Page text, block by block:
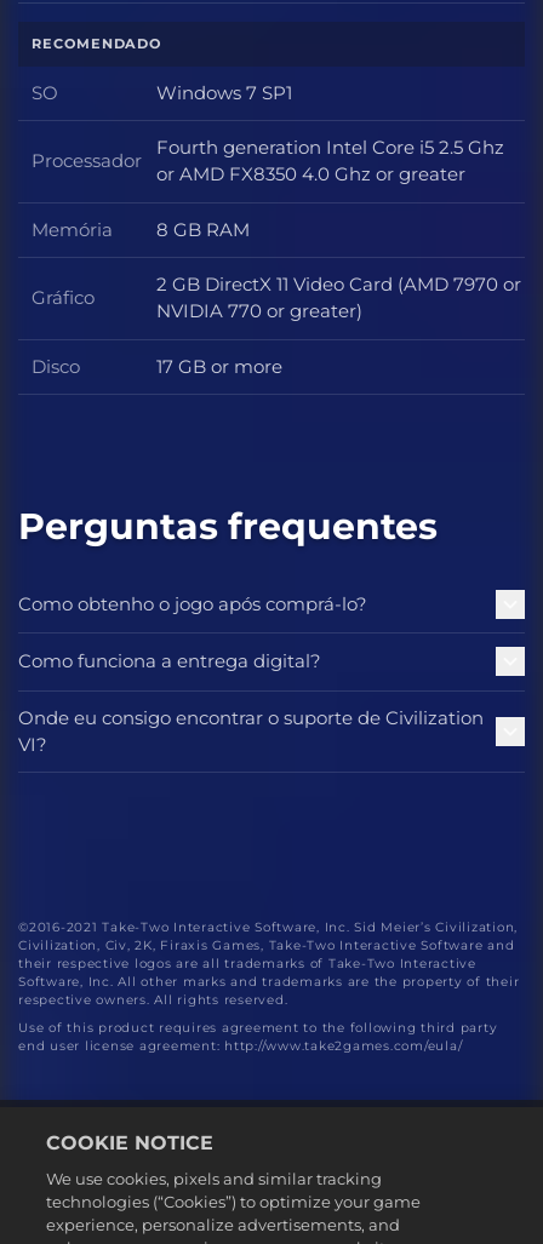
RECOMENDADO
SO SO
Windows 7 SP1
Processador Processador
Fourth generation Intel Core i5 2.5 Ghz
or AMD FX8350 4.0 Ghz or greater
Memória Memória
8 GB RAM
Gráfico Gráfico
2 GB DirectX 11 Video Card (AMD 7970 or
NVIDIA 770 or greater)
Disco Disco
17 GB or more
Perguntas frequentes
Como obtenho o jogo após comprá-lo?
Como funciona a entrega digital?
Onde eu consigo encontrar o suporte de Civilization
VI?
©2016-2021 Take-Two Interactive Software, Inc. Sid Meier’s Civilization,
Civilization, Civ, 2K, Firaxis Games, Take-Two Interactive Software and
their respective logos are all trademarks of Take-Two Interactive
Software, Inc. All other marks and trademarks are the property of their
respective owners. All rights reserved.
Use of this product requires agreement to the following third party
end user license agreement: http://www.take2games.com/eula/
Português - Brasil
COOKIE NOTICE
We use cookies, pixels and similar tracking
technologies (“Cookies”) to optimize your game
experience, personalize advertisements, and